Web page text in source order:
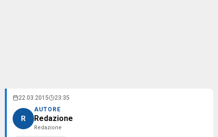
22.03.2015 23:35
R
AUTORE
Redazione
Redazione